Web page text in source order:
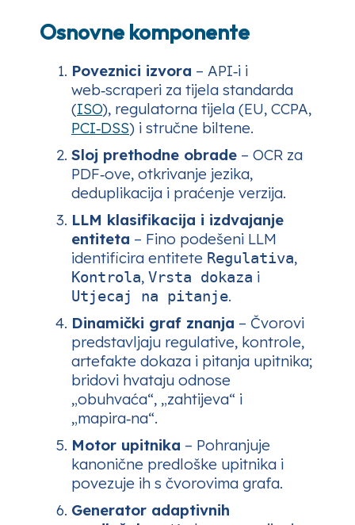
Osnovne komponente
Poveznici izvora – API‑i i
web‑scraperi za tijela standarda
(ISO), regulatorna tijela (EU, CCPA,
PCI‑DSS) i stručne biltene.
Sloj prethodne obrade – OCR za
PDF‑ove, otkrivanje jezika,
deduplikacija i praćenje verzija.
LLM klasifikacija i izdvajanje
entiteta – Fino podešeni LLM
identificira entitete Regulativa,
Kontrola, Vrsta dokaza i
Utjecaj na pitanje.
Dinamički graf znanja – Čvorovi
predstavljaju regulative, kontrole,
artefakte dokaza i pitanja upitnika;
bridovi hvataju odnose
„obuhvaća“, „zahtijeva“ i
„mapira‑na“.
Motor upitnika – Pohranjuje
kanonične predloške upitnika i
povezuje ih s čvorovima grafa.
Generator adaptivnih